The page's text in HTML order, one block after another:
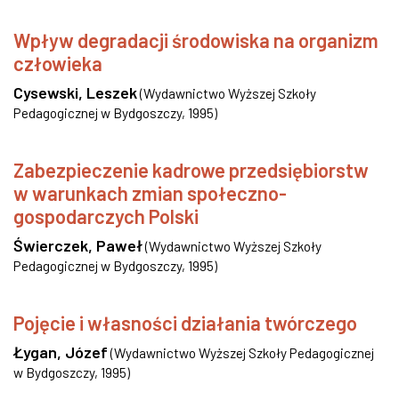
Wpływ degradacji środowiska na organizm
człowieka
Cysewski, Leszek(Wydawnictwo Wyższej Szkoły
Pedagogicznej w Bydgoszczy, 1995)
Zabezpieczenie kadrowe przedsiębiorstw
w warunkach zmian społeczno-
gospodarczych Polski
Świerczek, Paweł(Wydawnictwo Wyższej Szkoły
Pedagogicznej w Bydgoszczy, 1995)
Pojęcie i własności działania twórczego
Łygan, Józef (Wydawnictwo Wyższej Szkoły Pedagogicznej
w Bydgoszczy, 1995)